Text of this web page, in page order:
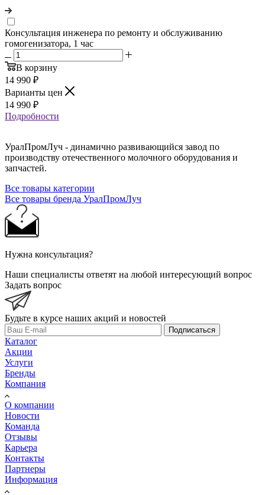
Консультация инженера по ремонту и обслуживанию
гомогенизатора, 1 час
В корзину
14 990 ₽
Варианты цен
14 990 ₽
Подробности
УралПромЛуч - динамично развивающийся завод по
производству отечественного молочного оборудования и
запчастей.
Все товары категории
Все товары бренда УралПромЛуч
Нужна консультация?
Наши специалисты ответят на любой интересующий вопрос
Задать вопрос
Будьте в курсе наших акций и новостей
Подписаться
Каталог
Акции
Услуги
Бренды
Компания
О компании
Новости
Команда
Отзывы
Карьера
Контакты
Партнеры
Информация